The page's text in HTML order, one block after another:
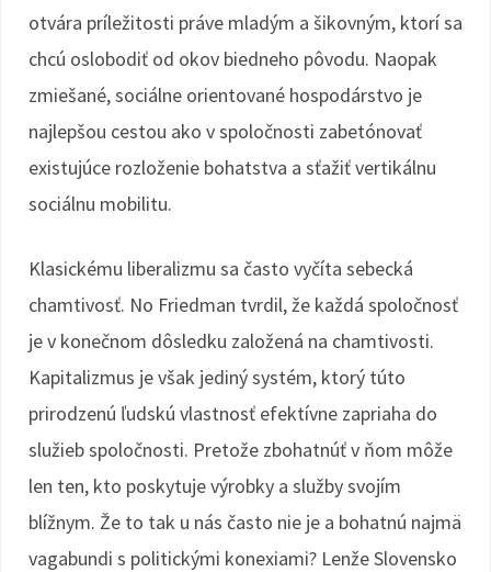
otvára príležitosti práve mladým a šikovným, ktorí sa
chcú oslobodiť od okov biedneho pôvodu. Naopak
zmiešané, sociálne orientované hospodárstvo je
najlepšou cestou ako v spoločnosti zabetónovať
existujúce rozloženie bohatstva a sťažiť vertikálnu
sociálnu mobilitu.
Klasickému liberalizmu sa často vyčíta sebecká
chamtivosť. No Friedman tvrdil, že každá spoločnosť
je v konečnom dôsledku založená na chamtivosti.
Kapitalizmus je však jediný systém, ktorý túto
prirodzenú ľudskú vlastnosť efektívne zapriaha do
služieb spoločnosti. Pretože zbohatnúť v ňom môže
len ten, kto poskytuje výrobky a služby svojím
blížnym. Že to tak u nás často nie je a bohatnú najmä
vagabundi s politickými konexiami? Lenže Slovensko